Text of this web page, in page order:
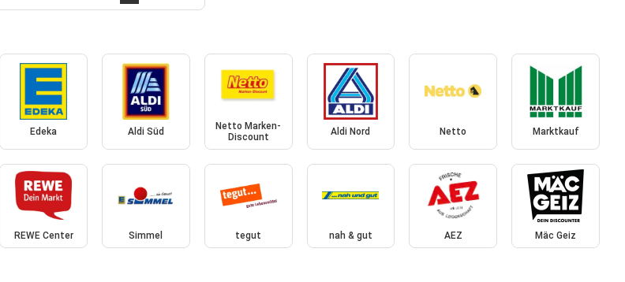
Edeka Aldi Süd
Netto Marken-
Discount
Aldi Nord Netto Marktkauf
REWE Center Simmel tegut nah & gut AEZ Mäc Geiz